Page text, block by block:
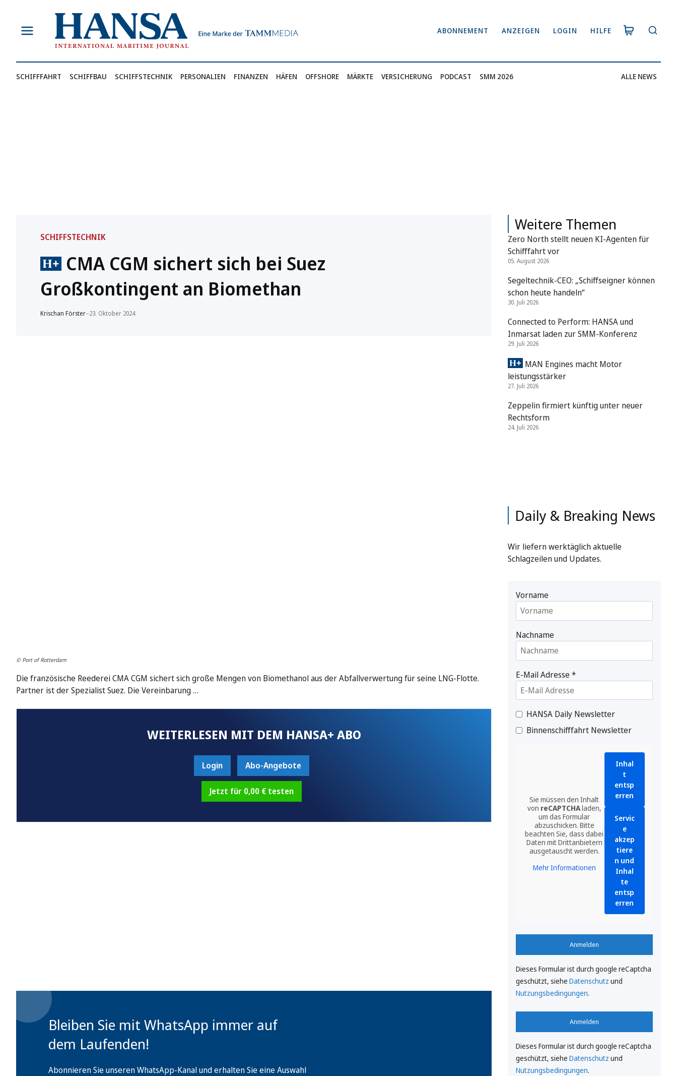
springen
ABONNEMENT ANZEIGEN LOGIN HILFE
SCHIFFFAHRT SCHIFFBAU SCHIFFSTECHNIK PERSONALIEN FINANZEN HÄFEN OFFSHORE MÄRKTE VERSICHERUNG PODCAST SMM 2026 ALLE NEWS
SCHIFFSTECHNIK
CMA CGM sichert sich bei Suez
Großkontingent an Biomethan
Krischan Förster–23. Oktober 2024
© Port of Rotterdam
Die französische Reederei CMA CGM sichert sich große Mengen von Biomethanol aus der Abfallverwertung für seine LNG-Flotte.
Partner ist der Spezialist Suez. Die Vereinbarung …
WEITERLESEN MIT DEM HANSA+ ABO
Login Abo-Angebote
Jetzt für 0,00 € testen
Bleiben Sie mit WhatsApp immer auf
dem Laufenden!
Abonnieren Sie unseren WhatsApp-Kanal und erhalten Sie eine Auswahl
Weitere Themen
Zero North stellt neuen KI-Agenten für
Schifffahrt vor
05. August 2026
Segeltechnik-CEO: „Schiffseigner können
schon heute handeln“
30. Juli 2026
Connected to Perform: HANSA und
Inmarsat laden zur SMM-Konferenz
29. Juli 2026
MAN Engines macht Motor
leistungsstärker
27. Juli 2026
Zeppelin firmiert künftig unter neuer
Rechtsform
24. Juli 2026
Daily & Breaking News
Wir liefern werktäglich aktuelle
Schlagzeilen und Updates.
Vorname
Nachname
E-Mail Adresse*
HANSA Daily Newsletter
Binnenschifffahrt Newsletter
Sie müssen den Inhalt
von reCAPTCHAladen,
um das Formular
abzuschicken. Bitte
beachten Sie, dass dabei
Daten mit Drittanbietern
ausgetauscht werden.
Mehr Informationen
Inhal
t
entsp
erren
Servic
e
akzep
tiere
n und
Inhal
te
entsp
erren
Anmelden
Dieses Formular ist durch google reCaptcha
geschützt, siehe Datenschutz und
Nutzungsbedingungen.
Anmelden
Dieses Formular ist durch google reCaptcha
geschützt, siehe Datenschutz und
Nutzungsbedingungen.